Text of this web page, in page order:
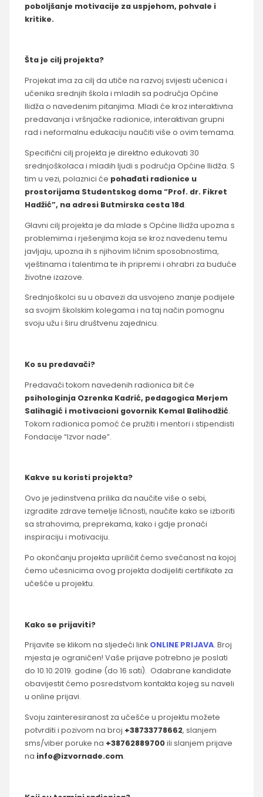
poboljšanje motivacije za uspjehom, pohvale i
kritike.
Šta je cilj projekta?
Projekat ima za cilj da utiče na razvoj svijesti učenica i
učenika srednjih škola i mladih sa područja Općine
Ilidža o navedenim pitanjima. Mladi će kroz interaktivna
predavanja i vršnjačke radionice, interaktivan grupni
rad i neformalnu edukaciju naučiti više o ovim temama.
Specifični cilj projekta je direktno edukovati 30
srednjoškolaca i mladih ljudi s područja Općine Ilidža. S
tim u vezi, polaznici će pohađati radionice u
prostorijama Studentskog doma “Prof. dr. Fikret
Hadžić”, na adresi Butmirska cesta 18d.
Glavni cilj projekta je da mlade s Općine Ilidža upozna s
problemima i rješenjima koja se kroz navedenu temu
javljaju, upozna ih s njihovim ličnim sposobnostima,
vještinama i talentima te ih pripremi i ohrabri za buduće
životne izazove.
Srednjoškolci su u obavezi da usvojeno znanje podijele
sa svojim školskim kolegama i na taj način pomognu
svoju užu i širu društvenu zajednicu.
Ko su predavači?
Predavači tokom navedenih radionica bit će
psihologinja Ozrenka Kadrić, pedagogica Merjem
Salihagić i motivacioni govornik Kemal Balihodžić.
Tokom radionica pomoć će pružiti i mentori i stipendisti
Fondacije “Izvor nade”.
Kakve su koristi projekta?
Ovo je jedinstvena prilika da naučite više o sebi,
izgradite zdrave temelje ličnosti, naučite kako se izboriti
sa strahovima, preprekama, kako i gdje pronaći
inspiraciju i motivaciju.
Po okončanju projekta upriličit ćemo svečanost na kojoj
ćemo učesnicima ovog projekta dodijeliti certifikate za
učešće u projektu.
Kako se prijaviti?
Prijavite se klikom na sljedeći link ONLINE PRIJAVA. Broj
mjesta je ograničen! Vaše prijave potrebno je poslati
do 10.10.2019. godine (do 16 sati). Odabrane kandidate
obavijestit ćemo posredstvom kontakta kojeg su naveli
u online prijavi.
Svoju zainteresiranost za učešće u projektu možete
potvrditi i pozivom na broj +38733778662, slanjem
sms/viber poruke na +38762889700ili slanjem prijave
na info@izvornade.com.